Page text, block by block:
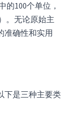
100个单位，
。无论原始主
准确性和实用
下是三种主要类